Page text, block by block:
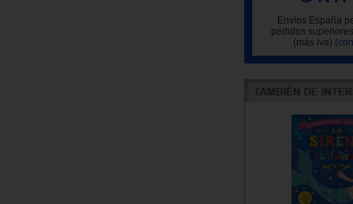
Envíos España
pedidos
(más iva)